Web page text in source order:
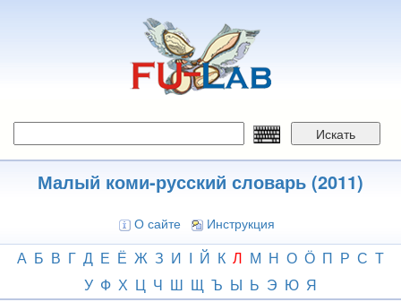
Искать
Малый коми-русский словарь (2011)
О сайте Инструкция
А Б В Г Д Е Ё Ж З И І Й К Л М Н О Ӧ П Р С Т
У Ф Х Ц Ч Ш Щ Ъ Ы Ь Э Ю Я